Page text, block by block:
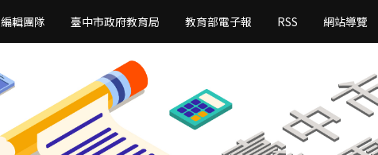
編輯團隊 臺中市政府教育局 教育部電子報 RSS 網站導覽